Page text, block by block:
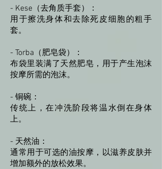
- Kese（去角质手套）：
用于擦洗身体和去除死皮细胞的粗手
套。
- Torba（肥皂袋）：
布袋里装满了天然肥皂，用于产生泡沫
按摩所需的泡沫。
- 铜碗：
传统上，在冲洗阶段将温水倒在身体
上。
- 天然油：
通常用于可选的油按摩，以滋养皮肤并
增加额外的放松效果。